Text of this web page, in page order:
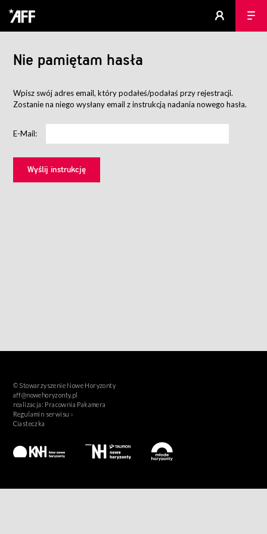
Nie pamiętam hasła
Wpisz swój adres email, który podałeś/podałaś przy rejestracji.
Zostanie na niego wysłany email z instrukcją nadania nowego hasła.
E-Mail:
© Stowarzyszenie Nowe Horyzonty
aff@nowehoryzonty.pl
realizacja: Pracownia Pakamera
Regulamin serwisu ›
Ciasteczka